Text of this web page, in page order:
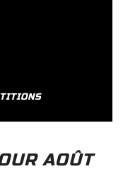
AOÛT